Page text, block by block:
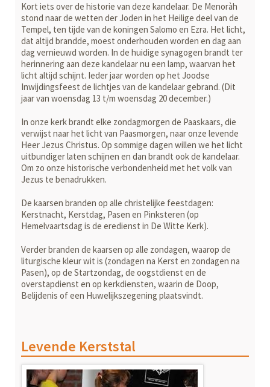
Kort iets over de historie van deze kandelaar. De Menoràh
stond naar de wetten der Joden in het Heilige deel van de
Tempel, ten tijde van de koningen Salomo en Ezra. Het licht,
dat altijd brandde, moest onderhouden worden en dag aan
dag vernieuwd worden. In de huidige synagogen brandt ter
herinnering aan deze kandelaar nu een lamp, waarvan het
licht altijd schijnt. Ieder jaar worden op het Joodse
Inwijdingsfeest de lichtjes van de kandelaar gebrand. (Dit
jaar van woensdag 13 t/m woensdag 20 december.)
In onze kerk brandt elke zondagmorgen de Paaskaars, die
verwijst naar het licht van Paasmorgen, naar onze levende
Heer Jezus Christus. Op sommige dagen willen we het licht
uitbundiger laten schijnen en dan brandt ook de kandelaar.
Om zo onze historische verbondenheid met het volk van
Jezus te benadrukken.
De kaarsen branden op alle christelijke feestdagen:
Kerstnacht, Kerstdag, Pasen en Pinksteren (op
Hemelvaartsdag is de eredienst in De Witte Kerk).
Verder branden de kaarsen op alle zondagen, waarop de
liturgische kleur wit is (zondagen na Kerst en zondagen na
Pasen), op de Startzondag, de oogstdienst en de
overstapdienst en op kerkdiensten, waarin de Doop,
Belijdenis of een Huwelijkszegening plaatsvindt.
Levende Kerststal